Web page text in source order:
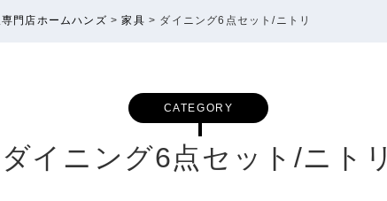
門店ホームハンズ >家具 > ダイニング6点セット/ニトリ
CATEGORY
ダイニング6点セット/ニトリ